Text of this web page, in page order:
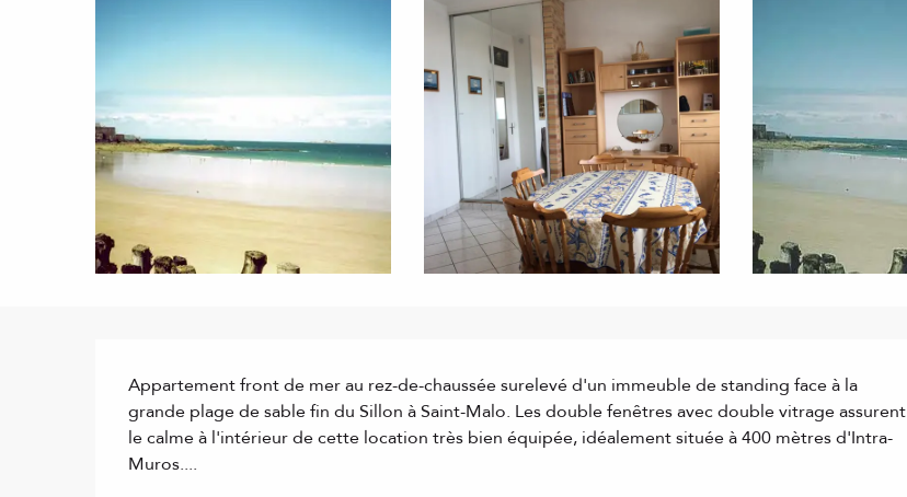
Appartement front de mer au rez-de-chaussée surelevé d'un immeuble de standing face à la
grande plage de sable fin du Sillon à Saint-Malo. Les double fenêtres avec double vitrage assurent
le calme à l'intérieur de cette location très bien équipée, idéalement située à 400 mètres d'Intra-
Muros....